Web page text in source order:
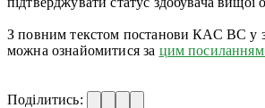
З повним текстом постанови КАС ВС у
можна ознайомитися за цим
Поділитись: